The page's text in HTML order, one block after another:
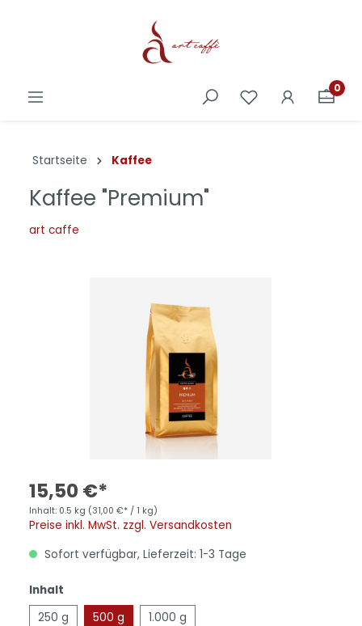
0
Startseite Kaffee
Kaffee "Premium"
art caffe
15,50 €*
Inhalt: 0.5 kg (31,00 €* / 1 kg)
Preise inkl. MwSt. zzgl. Versandkosten
Sofort verfügbar, Lieferzeit: 1-3 Tage
Inhalt
250 g
500 g 1.000 g